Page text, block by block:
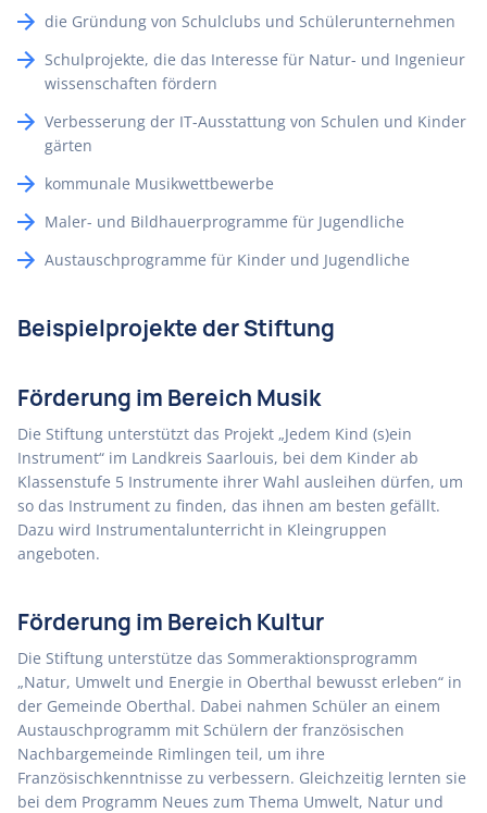
die Gründung von Schulclubs und Schülerunternehmen
Schulprojekte, die das Interesse für Natur- und Ingenieur
wissenschaften fördern
Verbesserung der IT-Ausstattung von Schulen und Kinder
gärten
kommunale Musikwettbewerbe
Maler- und Bildhauerprogramme für Jugendliche
Austauschprogramme für Kinder und Jugendliche
Beispielprojekte der Stiftung
Förderung im Bereich Musik
Die Stiftung unterstützt das Projekt „Jedem Kind (s)ein
Instrument“ im Landkreis Saarlouis, bei dem Kinder ab
Klassenstufe 5 Instrumente ihrer Wahl ausleihen dürfen, um
so das Instrument zu finden, das ihnen am besten gefällt.
Dazu wird Instrumentalunterricht in Kleingruppen
angeboten.
Förderung im Bereich Kultur
Die Stiftung unterstütze das Sommeraktionsprogramm
„Natur, Umwelt und Energie in Oberthal bewusst erleben“ in
der Gemeinde Oberthal. Dabei nahmen Schüler an einem
Austauschprogramm mit Schülern der französischen
Nachbargemeinde Rimlingen teil, um ihre
Französischkenntnisse zu verbessern. Gleichzeitig lernten sie
bei dem Programm Neues zum Thema Umwelt, Natur und